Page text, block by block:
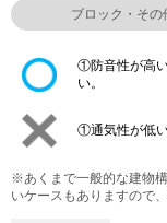
ブロック・その
①防音性が高
い。
①通気性が低
※あくまで一般的な建物
いケースもありますので